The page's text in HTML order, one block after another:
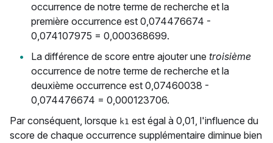
occurrence de notre terme de recherche et la
première occurrence est 0,074476674 -
0,074107975 = 0,000368699.
La différence de score entre ajouter une troisième
occurrence de notre terme de recherche et la
deuxième occurrence est 0,07460038 -
0,074476674 = 0,000123706.
Par conséquent, lorsque k1 est égal à 0,01, l'influence du
score de chaque occurrence supplémentaire diminue bien